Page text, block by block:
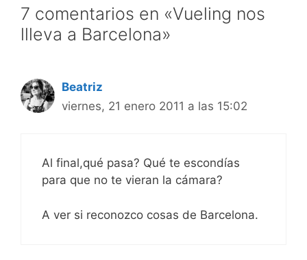
7 comentarios en «Vueling nos
llleva a Barcelona»
Beatriz
viernes, 21 enero 2011 a las 15:02
Al final,qué pasa? Qué te escondías
para que no te vieran la cámara?
A ver si reconozco cosas de Barcelona.